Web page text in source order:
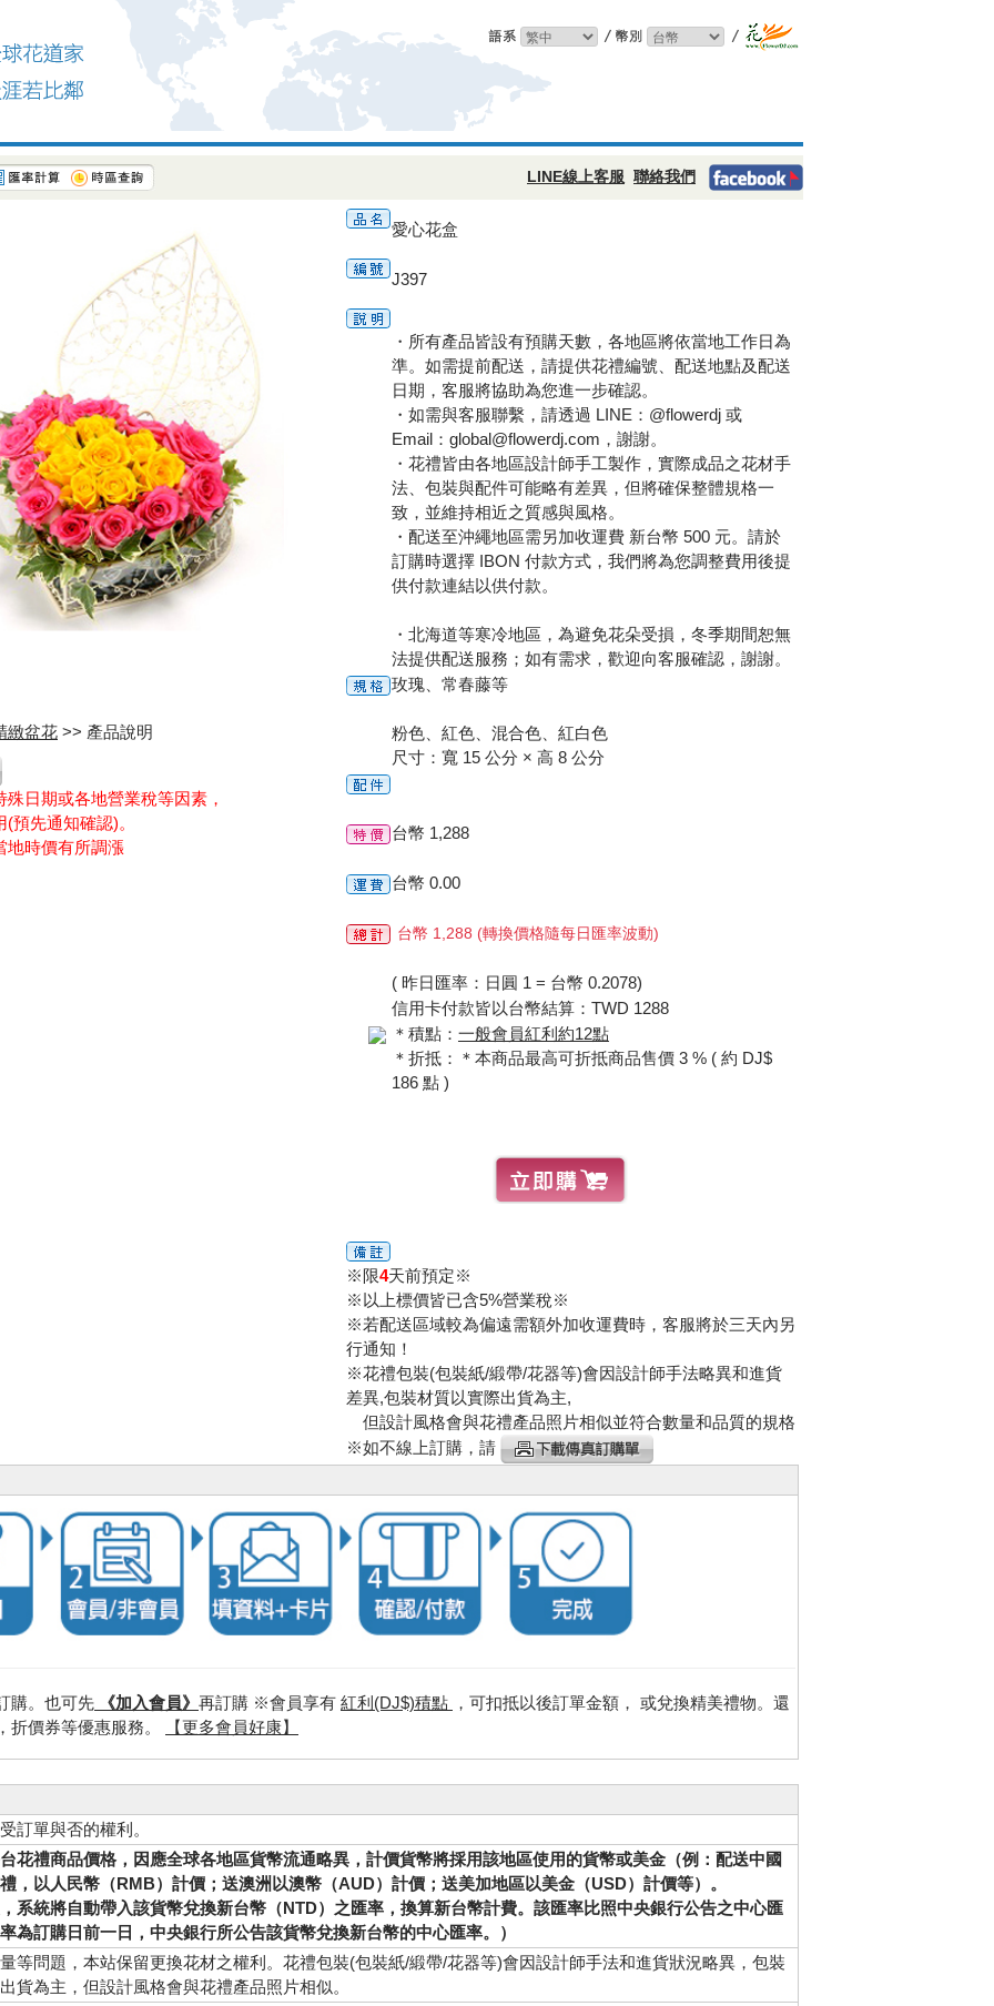
LINE線上客服 聯絡我們
緻盆花 >> 產品說明
日期或各地營業稅等因素，
預先通知確認)。
地時價有所調漲
愛心花盒
J397
・所有產品皆設有預購天數，各地區將依當地工作日為
準。如需提前配送，請提供花禮編號、配送地點及配送
日期，客服將協助為您進一步確認。
・如需與客服聯繫，請透過 LINE：@flowerdj 或
Email：global@flowerdj.com，謝謝。
・花禮皆由各地區設計師手工製作，實際成品之花材手
法、包裝與配件可能略有差異，但將確保整體規格一
致，並維持相近之質感與風格。
・配送至沖繩地區需另加收運費 新台幣 500 元。請於
訂購時選擇 IBON 付款方式，我們將為您調整費用後提
供付款連結以供付款。
・北海道等寒冷地區，為避免花朵受損，冬季期間恕無
法提供配送服務；如有需求，歡迎向客服確認，謝謝。
玫瑰、常春藤等
粉色、紅色、混合色、紅白色
尺寸：寬 15 公分 × 高 8 公分
台幣 1,288
台幣 0.00
台幣 1,288 (轉換價格隨每日匯率波動)
( 昨日匯率：日圓 1 = 台幣 0.2078)
信用卡付款皆以台幣結算：TWD 1288
＊積點： 一般會員紅利約12點
＊折抵：＊本商品最高可折抵商品售價 3 % ( 約 DJ$
186 點 )
※限4天前預定※
※以上標價皆已含5%營業稅※
※若配送區域較為偏遠需額外加收運費時，客服將於三天內另
行通知！
※花禮包裝(包裝紙/緞帶/花器等)會因設計師手法略異和進貨
差異,包裝材質以實際出貨為主,
但設計風格會與花禮產品照片相似並符合數量和品質的規格
※如不線上訂購，請
購。也可先 《加入會員》 再訂購 ※會員享有 紅利(DJ$)積點 ，可扣抵以後訂單金額， 或兌換精美禮物。還
折價券等優惠服務。
【更多會員好康】
訂單與否的權利。
花禮商品價格，因應全球各地區貨幣流通略異，計價貨幣將採用該地區使用的貨幣或美金（例：配送中國
，以人民幣（RMB）計價；送澳洲以澳幣（AUD）計價；送美加地區以美金（USD）計價等）。
系統將自動帶入該貨幣兌換新台幣（NTD）之匯率，換算新台幣計費。該匯率比照中央銀行公告之中心匯
為訂購日前一日，中央銀行所公告該貨幣兌換新台幣的中心匯率。）
等問題，本站保留更換花材之權利。花禮包裝(包裝紙/緞帶/花器等)會因設計師手法和進貨狀況略異，包裝
貨為主，但設計風格會與花禮產品照片相似。